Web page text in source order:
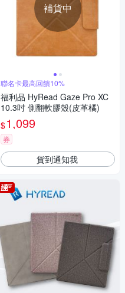
補貨中
聯名卡最高回饋10%
福利品 HyRead Gaze Pro XC
10.3吋 側翻軟膠殼(皮革橘)
$1,099
券
貨到通知我